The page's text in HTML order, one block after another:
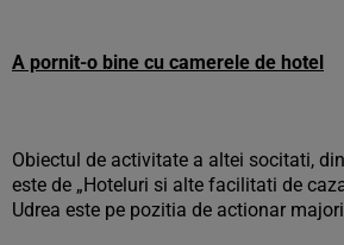
A pornit-o bine cu camerele de hotel
Obiectul de activitate a altei socitati,
este de „Hoteluri si alte facilitati de
Udrea este pe pozitia de actionar